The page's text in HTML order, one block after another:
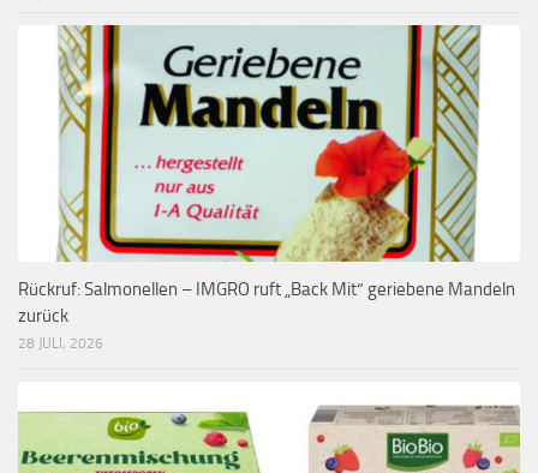
Rückruf: Salmonellen – IMGRO ruft „Back Mit“ geriebene Mandeln
zurück
28 JULI, 2026